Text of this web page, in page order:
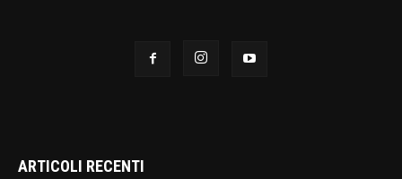
ARTICOLI RECENTI